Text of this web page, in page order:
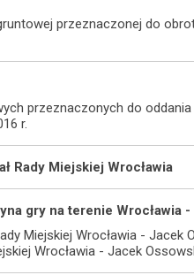
przeznaczonej do
przeznaczonych do
r.
Rady Miejskiej Wrocławia
gry na terenie Wrocławia
Miejskiej Wrocławia - Jacek
Wrocławia - Jacek